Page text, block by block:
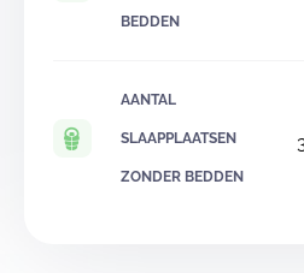
BEDDEN
AANTAL
SLAAPPLAATSEN
ZONDER BEDDEN